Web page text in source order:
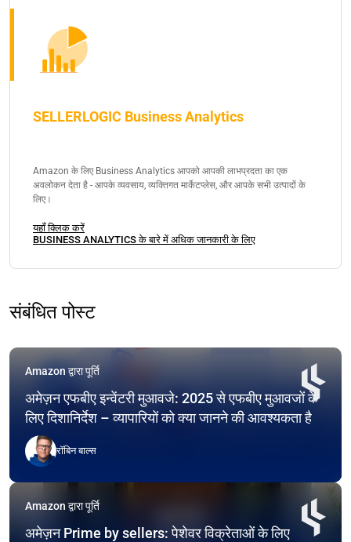
SELLERLOGIC Business Analytics
Amazon के लिए Business Analytics आपको आपकी लाभप्रदता का एक
अवलोकन देता है - आपके व्यवसाय, व्यक्तिगत मार्केटप्लेस, और आपके सभी उत्पादों के
लिए।
यहाँ क्लिक करें
BUSINESS ANALYTICS के बारे में अधिक जानकारी के लिए
संबंधित पोस्ट
Amazon द्वारा पूर्ति
अमेज़न एफबीए इन्वेंटरी मुआवजे: 2025 से एफबीए मुआवजों के
लिए दिशानिर्देश – व्यापारियों को क्या जानने की आवश्यकता है
रॉबिन बाल्स
Amazon द्वारा पूर्ति
अमेज़न Prime by sellers: पेशेवर विक्रेताओं के लिए